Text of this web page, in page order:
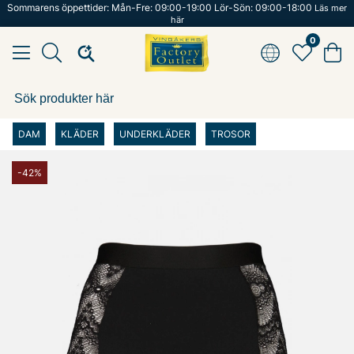
Sommarens öppettider: Mån-Fre: 09:00-19:00 Lör-Sön: 09:00-18:00 Läs mer
här
0
DAM KLÄDER UNDERKLÄDER TROSOR
-42%